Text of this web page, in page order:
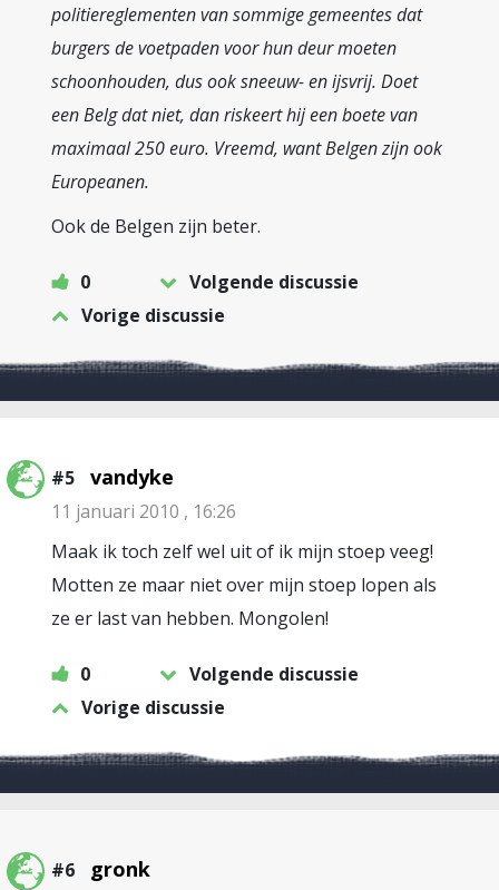
politiereglementen van sommige gemeentes dat
burgers de voetpaden voor hun deur moeten
schoonhouden, dus ook sneeuw- en ijsvrij. Doet
een Belg dat niet, dan riskeert hij een boete van
maximaal 250 euro. Vreemd, want Belgen zijn ook
Europeanen.
Ook de Belgen zijn beter.
0
Volgende discussie
Vorige discussie
#5 vandyke
11 januari 2010 , 16:26
Maak ik toch zelf wel uit of ik mijn stoep veeg!
Motten ze maar niet over mijn stoep lopen als
ze er last van hebben. Mongolen!
0
Volgende discussie
Vorige discussie
#6 gronk